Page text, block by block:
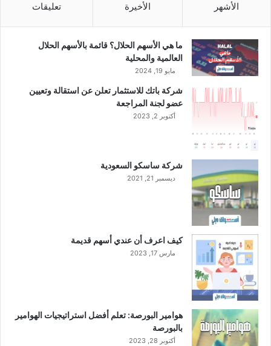
الأشهر الأخيرة تعليقات
ما هي الأسهم الحلال؟ قائمة بالأسهم الحلال
العالمية والمحلية
مايو 19, 2024
شركة باتك للاستثمار تعلن عن استقالة وتعيين
عضو لجنة المراجعة
أكتوبر 2, 2023
شركة ساسكو السعودية
ديسمبر 21, 2021
كيف اعرف أن عندي أسهم قديمة
مارس 17, 2023
هوامير البورصة: تعلم أفضل استراتيجيات الهوامير
بالبورصة
أكتوبر 28, 2023